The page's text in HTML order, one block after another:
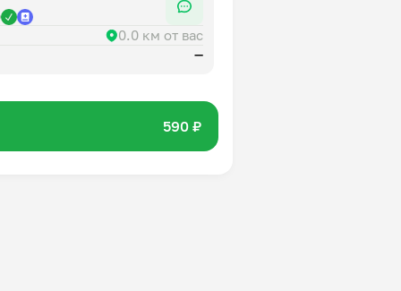
0.0 км от вас
—
590 ₽